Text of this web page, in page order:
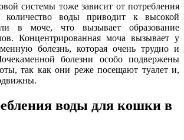
системы тоже зависит от потребления
количество воды приводит к высокой
в моче, что вызывает образование
Концентрированная моча вызывает у
болезнь, которая очень трудно и
болезни особо подвержены
так как они реже посещают туалет и,
воды для кошки в